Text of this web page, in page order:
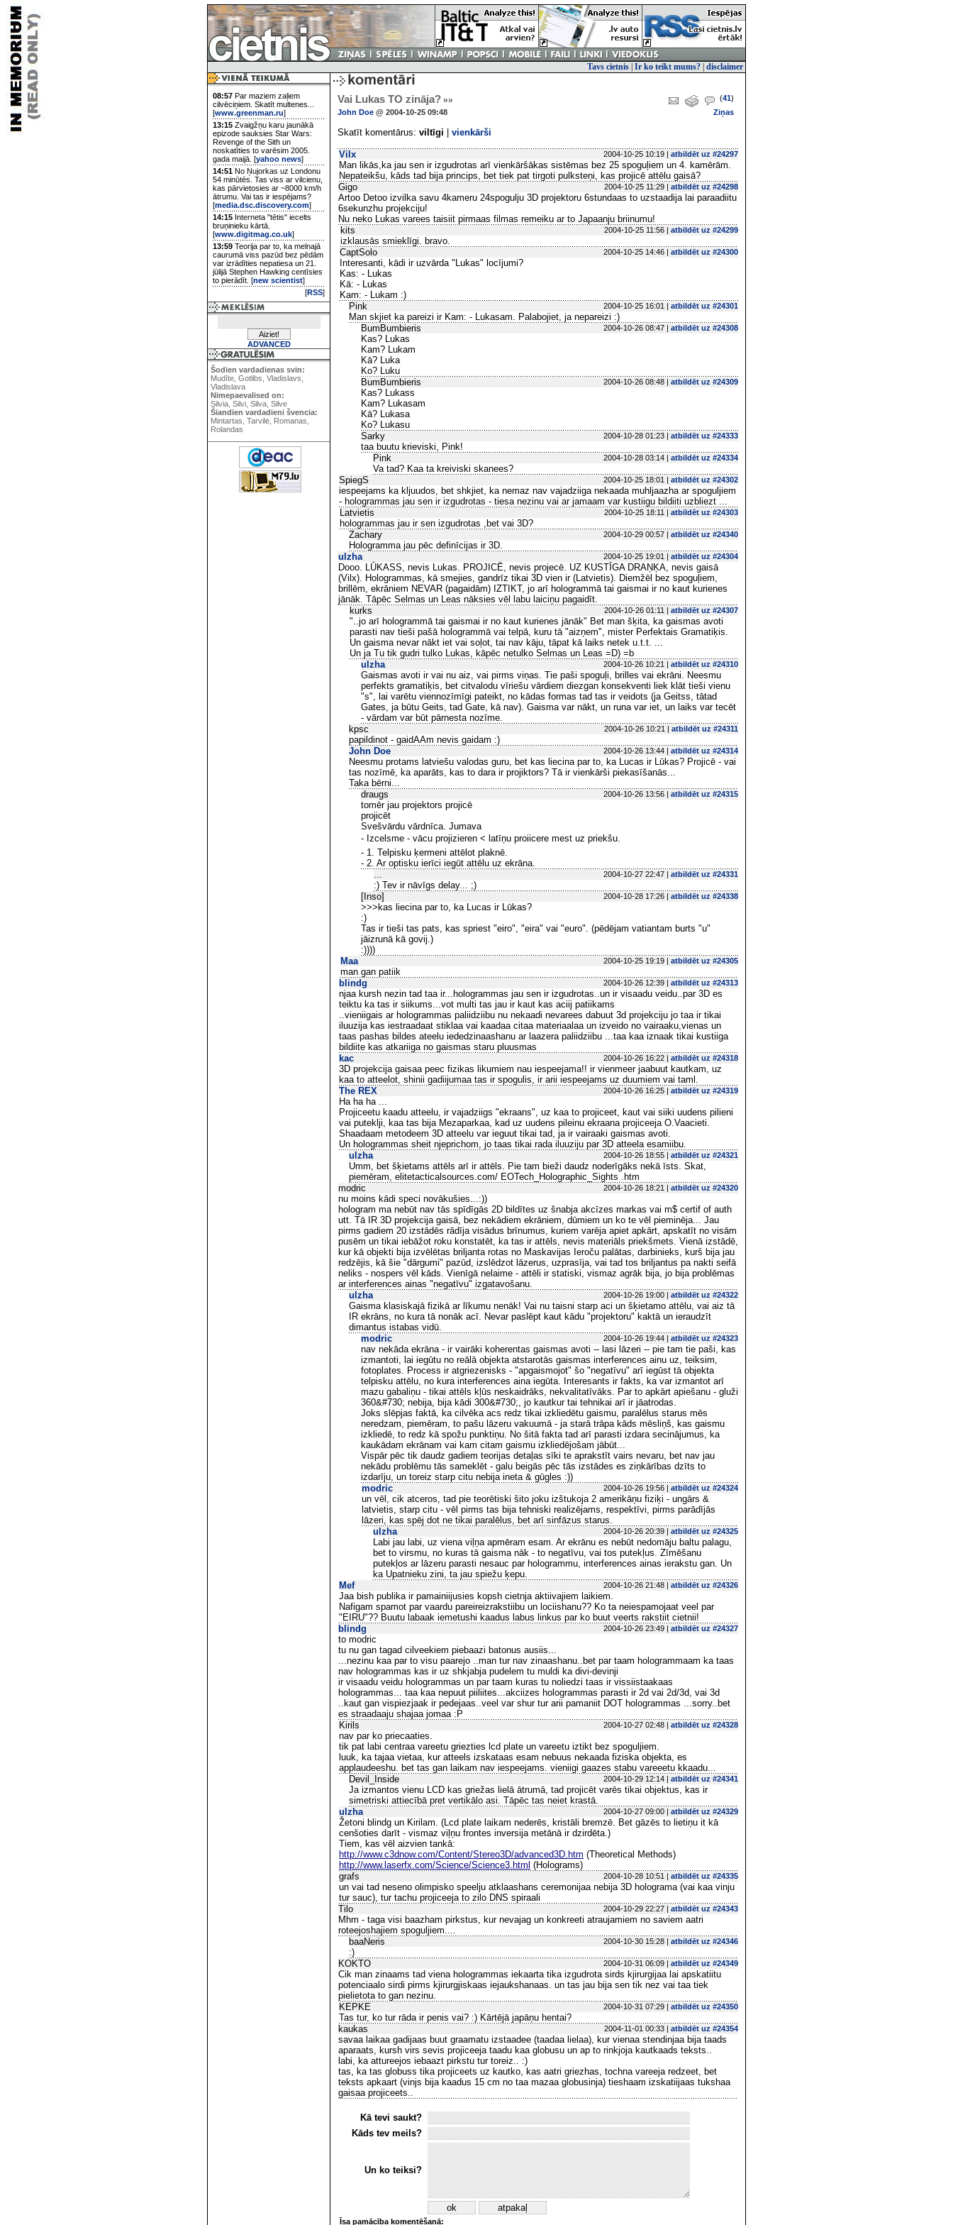
Tavs cietnis Ir ko teikt mums? disclaimer
08:57 Par maziem zaļiem
cilvēciņiem. Skatīt multenes...
[www.greenman.ru]
13:15 Zvaigžņu karu jaunākā
epizode sauksies Star Wars:
Revenge of the Sith un
noskatīties to varēsim 2005.
gada maijā. [yahoo news]
14:51 No Ņujorkas uz Londonu
54 minūtēs. Tas viss ar vilcienu,
kas pārvietosies ar ~8000 km/h
ātrumu. Vai tas ir iespējams?
[media.dsc.discovery.com]
14:15 Interneta "tētis" iecelts
bruņinieku kārtā.
[www.digitmag.co.uk]
13:59 Teorija par to, ka melnajā
caurumā viss pazūd bez pēdām
var izrādīties nepatiesa un 21.
jūlijā Stephen Hawking centīsies
to pierādīt. [new scientist]
[RSS]
ADVANCED
Šodien vardadienas svin:
Mudīte, Gotlibs, Vladislavs,
Vladislava
Nimepaevalised on:
Silvia, Silvi, Silva, Silve
Šiandien vardadieni švencia:
Mintartas, Tarvilė, Romanas,
Rolandas
Vai Lukas TO zināja? »» (41)
John Doe @ 2004-10-25 09:48 Ziņas
Skatīt komentārus: viltīgi vienkārši
Vilx 2004-10-25 10:19 | atbildēt uz #24297
Man likās,ka jau sen ir izgudrotas arī vienkāršākas sistēmas bez 25 spoguļiem un 4. kamērām.
Nepateikšu, kāds tad bija princips, bet tiek pat tirgoti pulksteņi, kas projicē attēlu gaisā?
Gigo
2004-10-25 11:29 | atbildēt uz #24298
Artoo Detoo izvilka savu 4kameru 24spogulju 3D projektoru 6stundaas to uzstaadija lai paraadiitu
6sekunzhu projekciju!
Nu neko Lukas varees taisiit pirmaas filmas remeiku ar to Japaanju briinumu!
kits
2004-10-25 11:56 | atbildēt uz #24299
izklausās smieklīgi. bravo.
CaptSolo
2004-10-25 14:46 | atbildēt uz #24300
Interesanti, kādi ir uzvārda "Lukas" locījumi?
Kas: - Lukas
Kā: - Lukas
Kam: - Lukam :)
Pink
2004-10-25 16:01 | atbildēt uz #24301
Man skjiet ka pareizi ir Kam: - Lukasam. Palabojiet, ja nepareizi :)
BumBumbieris
2004-10-26 08:47 | atbildēt uz #24308
Kas? Lukas
Kam? Lukam
Kā? Luka
Ko? Luku
BumBumbieris
2004-10-26 08:48 | atbildēt uz #24309
Kas? Lukass
Kam? Lukasam
Kā? Lukasa
Ko? Lukasu
Sarky
2004-10-28 01:23 | atbildēt uz #24333
taa buutu krieviski, Pink!
Pink
2004-10-28 03:14 | atbildēt uz #24334
Va tad? Kaa ta kreiviski skanees?
SpiegS
2004-10-25 18:01 | atbildēt uz #24302
iespeejams ka kljuudos, bet shkjiet, ka nemaz nav vajadziiga nekaada muhljaazha ar spoguljiem
- hologrammas jau sen ir izgudrotas - tiesa nezinu vai ar jamaam var kustiigu bildiiti uzbliezt ...
Latvietis
2004-10-25 18:11 | atbildēt uz #24303
hologrammas jau ir sen izgudrotas ,bet vai 3D?
Zachary
2004-10-29 00:57 | atbildēt uz #24340
Hologramma jau pēc definīcijas ir 3D.
ulzha
2004-10-25 19:01 | atbildēt uz #24304
Dooo. LŪKASS, nevis Lukas. PROJICĒ, nevis projecē. UZ KUSTĪGA DRAŅĶA, nevis gaisā
(Vilx). Hologrammas, kā smejies, gandrīz tikai 3D vien ir (Latvietis). Diemžēl bez spoguļiem,
brillēm, ekrāniem NEVAR (pagaidām) IZTIKT, jo arī hologrammā tai gaismai ir no kaut kurienes
jānāk. Tāpēc Selmas un Leas nāksies vēl labu laiciņu pagaidīt.
kurks
2004-10-26 01:11 | atbildēt uz #24307
"..jo arī hologrammā tai gaismai ir no kaut kurienes jānāk" Bet man šķita, ka gaismas avoti
parasti nav tieši pašā hologrammā vai telpā, kuru tā "aizņem", mister Perfektais Gramatiķis.
Un gaisma nevar nākt iet vai soļot, tai nav kāju, tāpat kā laiks netek u.t.t. ...
Un ja Tu tik gudri tulko Lukas, kāpēc netulko Selmas un Leas =D) =b
ulzha
2004-10-26 10:21 | atbildēt uz #24310
Gaismas avoti ir vai nu aiz, vai pirms viņas. Tie paši spoguļi, brilles vai ekrāni. Neesmu
perfekts gramatiķis, bet citvalodu vīriešu vārdiem diezgan konsekventi liek klāt tieši vienu
"s", lai varētu viennozīmīgi pateikt, no kādas formas tad tas ir veidots (ja Geitss, tātad
Gates, ja būtu Geits, tad Gate, kā nav). Gaisma var nākt, un runa var iet, un laiks var tecēt
- vārdam var būt pārnesta nozīme.
kpsc
2004-10-26 10:21 | atbildēt uz #24311
papildinot - gaidAAm nevis gaidam :)
John Doe
2004-10-26 13:44 | atbildēt uz #24314
Neesmu protams latviešu valodas guru, bet kas liecina par to, ka Lucas ir Lūkas? Projicē - vai
tas nozīmē, ka aparāts, kas to dara ir projiktors? Tā ir vienkārši piekasīšanās...
Taka bērni...
draugs
2004-10-26 13:56 | atbildēt uz #24315
tomēr jau projektors projicē
projicēt
Svešvārdu vārdnīca. Jumava
- Izcelsme - vācu projizieren < latīņu proiicere mest uz priekšu.
- 1. Telpisku ķermeni attēlot plaknē.
- 2. Ar optisku ierīci iegūt attēlu uz ekrāna.
...
2004-10-27 22:47 | atbildēt uz #24331
:) Tev ir nāvīgs delay... ;)
[Inso]
2004-10-28 17:26 | atbildēt uz #24338
>>>kas liecina par to, ka Lucas ir Lūkas?
:)
Tas ir tieši tas pats, kas spriest "eiro", "eira" vai "euro". (pēdējam vatiantam burts "u"
jāizrunā kā govij.)
:))))
Maa
2004-10-25 19:19 | atbildēt uz #24305
man gan patiik
blindg
2004-10-26 12:39 | atbildēt uz #24313
njaa kursh nezin tad taa ir...hologrammas jau sen ir izgudrotas..un ir visaadu veidu..par 3D es
teiktu ka tas ir siikums...vot multi tas jau ir kaut kas aciij patiikams
..vieniigais ar hologrammas paliidziibu nu nekaadi nevarees dabuut 3d projekciju jo taa ir tikai
iluuzija kas iestraadaat stiklaa vai kaadaa citaa materiaalaa un izveido no vairaaku,vienas un
taas pashas bildes ateelu iededzinaashanu ar laazera paliidziibu ...taa kaa iznaak tikai kustiiga
bildiite kas atkariiga no gaismas staru pluusmas
kac
2004-10-26 16:22 | atbildēt uz #24318
3D projekcija gaisaa peec fizikas likumiem nau iespeejama!! ir vienmeer jaabuut kautkam, uz
kaa to atteelot, shinii gadiijumaa tas ir spogulis, ir arii iespeejams uz duumiem vai taml.
The REX
2004-10-26 16:25 | atbildēt uz #24319
Ha ha ha ...
Projiceetu kaadu atteelu, ir vajadziigs "ekraans", uz kaa to projiceet, kaut vai siiki uudens pilieni
vai puteklji, kaa tas bija Mezaparkaa, kad uz uudens pileinu ekraana projiceeja O.Vaacieti.
Shaadaam metodeem 3D atteelu var ieguut tikai tad, ja ir vairaaki gaismas avoti.
Un hologrammas sheit njeprichom, jo taas tikai rada iluuziju par 3D atteela esamiibu.
ulzha
2004-10-26 18:55 | atbildēt uz #24321
Umm, bet šķietams attēls arī ir attēls. Pie tam bieži daudz noderīgāks nekā īsts. Skat,
piemēram, elitetacticalsources.com/ EOTech_Holographic_Sights .htm
modric
2004-10-26 18:21 | atbildēt uz #24320
nu moins kādi speci novākušies...:))
hologram ma nebūt nav tās spīdīgās 2D bildītes uz šnabja akcīzes markas vai m$ certif of auth
utt. Tā IR 3D projekcija gaisā, bez nekādiem ekrāniem, dūmiem un ko te vēl pieminēja... Jau
pirms gadiem 20 izstādēs rādīja visādus brīnumus, kuriem varēja apiet apkārt, apskatīt no visām
pusēm un tikai iebāžot roku konstatēt, ka tas ir attēls, nevis materiāls priekšmets. Vienā izstādē,
kur kā objekti bija izvēlētas briljanta rotas no Maskavijas Ieroču palātas, darbinieks, kurš bija jau
redzējis, kā šie "dārgumi" pazūd, izslēdzot lāzerus, uzprasīja, vai tad tos briljantus pa nakti seifā
neliks - nospers vēl kāds. Vienīgā nelaime - attēli ir statiski, vismaz agrāk bija, jo bija problēmas
ar interferences ainas "negatīvu" izgatavošanu.
ulzha
2004-10-26 19:00 | atbildēt uz #24322
Gaisma klasiskajā fizikā ar līkumu nenāk! Vai nu taisni starp aci un šķietamo attēlu, vai aiz tā
IR ekrāns, no kura tā nonāk acī. Nevar paslēpt kaut kādu "projektoru" kaktā un ieraudzīt
dimantus istabas vidū.
modric
2004-10-26 19:44 | atbildēt uz #24323
nav nekāda ekrāna - ir vairāki koherentas gaismas avoti -- lasi lāzeri -- pie tam tie paši, kas
izmantoti, lai iegūtu no reālā objekta atstarotās gaismas interferences ainu uz, teiksim,
fotoplates. Process ir atgriezenisks - "apgaismojot" šo "negatīvu" arī iegūst tā objekta
telpisku attēlu, no kura interferences aina iegūta. Interesants ir fakts, ka var izmantot arī
mazu gabaliņu - tikai attēls kļūs neskaidrāks, nekvalitatīvāks. Par to apkārt apiešanu - gluži
360&#730; nebija, bija kādi 300&#730;, jo kautkur tai tehnikai arī ir jāatrodas.
Joks slēpjas faktā, ka cilvēka acs redz tikai izkliedētu gaismu, paralēlus starus mēs
neredzam, piemēram, to pašu lāzeru vakuumā - ja starā trāpa kāds mēsliņš, kas gaismu
izkliedē, to redz kā spožu punktiņu. No šitā fakta tad arī parasti izdara secinājumus, ka
kaukādam ekrānam vai kam citam gaismu izkliedējošam jābūt...
Vispār pēc tik daudz gadiem teorijas detaļas sīki te aprakstīt vairs nevaru, bet nav jau
nekādu problēmu tās sameklēt - galu beigās pēc tās izstādes es ziņkārības dzīts to
izdarīju, un toreiz starp citu nebija ineta & gūgles :))
modric
2004-10-26 19:56 | atbildēt uz #24324
un vēl, cik atceros, tad pie teorētiski šito joku izštukoja 2 amerikāņu fiziķi - ungārs &
latvietis, starp citu - vēl pirms tas bija tehniski realizējams, respektīvi, pirms parādījās
lāzeri, kas spēj dot ne tikai paralēlus, bet arī sinfāzus starus.
ulzha
2004-10-26 20:39 | atbildēt uz #24325
Labi jau labi, uz viena viļņa apmēram esam. Ar ekrānu es nebūt nedomāju baltu palagu,
bet to virsmu, no kuras tā gaisma nāk - to negatīvu, vai tos putekļus. Zīmēšanu
putekļos ar lāzeru parasti nesauc par hologrammu, interferences ainas ierakstu gan. Un
ka Upatnieku zini, ta jau spiežu ķepu.
Mef
2004-10-26 21:48 | atbildēt uz #24326
Jaa bish publika ir pamainiijusies kopsh cietnja aktiivajiem laikiem.
Nafigam spamot par vaardu pareireizrakstiibu un lociishanu?? Ko ta neiespamojaat veel par
"EIRU"?? Buutu labaak iemetushi kaadus labus linkus par ko buut veerts rakstiit cietnii!
blindg
2004-10-26 23:49 | atbildēt uz #24327
to modric
tu nu gan tagad cilveekiem piebaazi batonus ausiis...
...nezinu kaa par to visu paarejo ..man tur nav zinaashanu..bet par taam hologrammaam ka taas
nav hologrammas kas ir uz shkjabja pudelem tu muldi ka divi-devinji
ir visaadu veidu hologrammas un par taam kuras tu noliedzi taas ir vissiistaakaas
hologrammas... taa kaa nepuut piiliites...akciizes hologrammas parasti ir 2d vai 2d/3d, vai 3d
..kaut gan vispiezjaak ir pedejaas..veel var shur tur arii pamaniit DOT hologrammas ...sorry..bet
es straadaaju shajaa jomaa :P
Kirils
2004-10-27 02:48 | atbildēt uz #24328
nav par ko priecaaties.
tik pat labi centraa vareetu griezties lcd plate un vareetu iztikt bez spoguljiem.
luuk, ka tajaa vietaa, kur atteels izskataas esam nebuus nekaada fiziska objekta, es
applaudeeshu. bet tas gan laikam nav iespeejams. vieniigi gaazes stabu vareeetu kkaadu...
Devil_Inside
2004-10-29 12:14 | atbildēt uz #24341
Ja izmantos vienu LCD kas griežas lielā ātrumā, tad projicēt varēs tikai objektus, kas ir
simetriski attiecībā pret vertikālo asi. Tāpēc tas neiet krastā.
ulzha
2004-10-27 09:00 | atbildēt uz #24329
Žetoni blindg un Kirilam. (Lcd plate laikam nederēs, kristāli bremzē. Bet gāzēs to lietiņu it kā
cenšoties darīt - vismaz viļņu frontes inversija metānā ir dzirdēta.)
Tiem, kas vēl aizvien tankā:
http://www.c3dnow.com/Content/Stereo3D/advanced3D.htm (Theoretical Methods)
http://www.laserfx.com/Science/Science3.html (Holograms)
grafs
2004-10-28 10:51 | atbildēt uz #24335
un vai tad neseno olimpisko speelju atklaashans ceremonijaa nebija 3D holograma (vai kaa vinju
tur sauc), tur tachu projiceeja to zilo DNS spiraali
Tilo
2004-10-29 22:27 | atbildēt uz #24343
Mhm - taga visi baazham pirkstus, kur nevajag un konkreeti atraujamiem no saviem aatri
roteejoshajiem spoguljiem....
baaNeris
2004-10-30 15:28 | atbildēt uz #24346
:)
KOKTO
2004-10-31 06:09 | atbildēt uz #24349
Cik man zinaams tad viena hologrammas iekaarta tika izgudrota sirds kjirurgijaa lai apskatiitu
potenciaalo sirdi pirms kjirurgjiskaas iejaukshanaas. un tas jau bija sen tik nez vai taa tiek
pielietota to gan nezinu.
KEPKE
2004-10-31 07:29 | atbildēt uz #24350
Tas tur, ko tur rāda ir penis vai? :) Kārtējā japāņu hentai?
kaukas
2004-11-01 00:33 | atbildēt uz #24354
savaa laikaa gadijaas buut graamatu izstaadee (taadaa lielaa), kur vienaa stendinjaa bija taads
aparaats, kursh virs sevis projiceeja taadu kaa globusu un ap to rinkjoja kautkaads teksts..
labi, ka attureejos iebaazt pirkstu tur toreiz.. :)
tas, ka tas globuss tika projiceets uz kautko, kas aatri griezhas, tochna vareeja redzeet, bet
teksts apkaart (vinjs bija kaadus 15 cm no taa mazaa globusinja) tieshaam izskatiijaas tukshaa
gaisaa projiceets..
Kā tevi saukt?
Kāds tev meils?
Un ko teiksi?
Īsa pamācība komentēšanā: